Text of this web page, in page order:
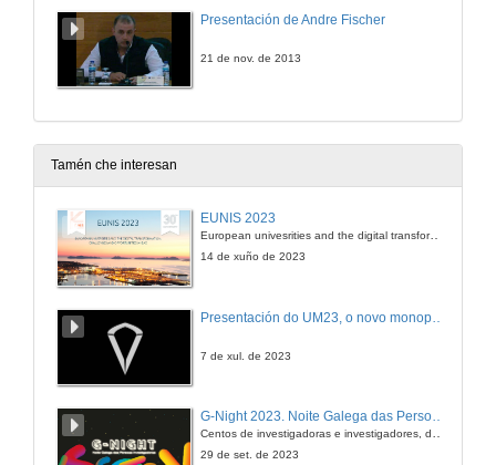
Presentación de Andre Fischer
21 de nov. de 2013
Tamén che interesan
EUNIS 2023
European univesrities and the digital transformation: challenges and opportunities ahead
14 de xuño de 2023
7 de xul. de 2023
G-Night 2023. Noite Galega das Persoas Investigadoras. Conciencias creativas
29 de set. de 2023